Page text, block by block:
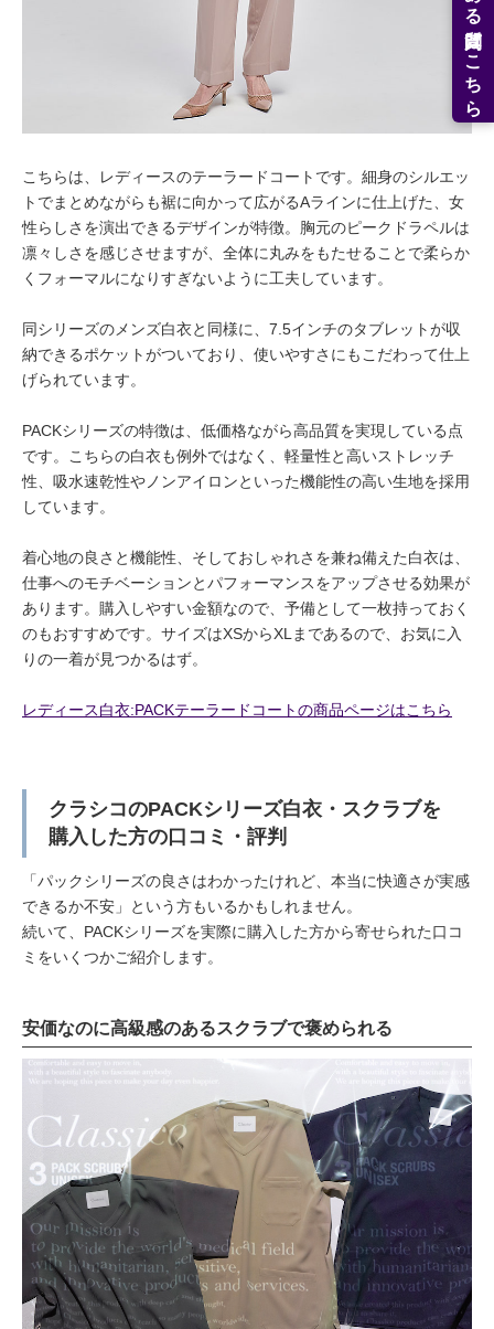
こちらは、レディースのテーラードコートです。細身のシルエッ
トでまとめながらも裾に向かって広がるAラインに仕上げた、女
性らしさを演出できるデザインが特徴。胸元のピークドラペルは
凛々しさを感じさせますが、全体に丸みをもたせることで柔らか
くフォーマルになりすぎないように工夫しています。
同シリーズのメンズ白衣と同様に、7.5インチのタブレットが収
納できるポケットがついており、使いやすさにもこだわって仕上
げられています。
PACKシリーズの特徴は、低価格ながら高品質を実現している点
です。こちらの白衣も例外ではなく、軽量性と高いストレッチ
性、吸水速乾性やノンアイロンといった機能性の高い生地を採用
しています。
着心地の良さと機能性、そしておしゃれさを兼ね備えた白衣は、
仕事へのモチベーションとパフォーマンスをアップさせる効果が
あります。購入しやすい金額なので、予備として一枚持っておく
のもおすすめです。サイズはXSからXLまであるので、お気に入
りの一着が見つかるはず。
レディース白衣:PACKテーラードコートの商品ページはこちら
クラシコのPACKシリーズ白衣・スクラブを
購入した方の口コミ・評判
「パックシリーズの良さはわかったけれど、本当に快適さが実感
できるか不安」という方もいるかもしれません。
続いて、PACKシリーズを実際に購入した方から寄せられた口コ
ミをいくつかご紹介します。
安価なのに高級感のあるスクラブで褒められる